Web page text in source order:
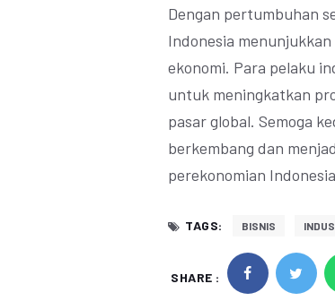
Dengan pertumbuhan
Indonesia
ekonomi. Para pelaku
untuk meningkatkan
pasar global. Semoga
berkembang dan
perekonomian
TAGS: BISNIS
SHARE :